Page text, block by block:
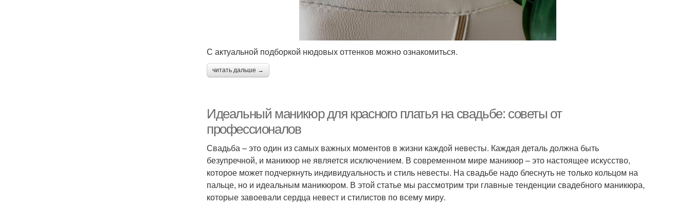
С актуальной подборкой нюдовых оттенков можно ознакомиться.
читать дальше →
Идеальный маникюр для красного платья на свадьбе: советы от
профессионалов
Свадьба – это один из самых важных моментов в жизни каждой невесты. Каждая деталь должна быть
безупречной, и маникюр не является исключением. В современном мире маникюр – это настоящее искусство,
которое может подчеркнуть индивидуальность и стиль невесты. На свадьбе надо блеснуть не только кольцом на
пальце, но и идеальным маникюром. В этой статье мы рассмотрим три главные тенденции свадебного маникюра,
которые завоевали сердца невест и стилистов по всему миру.